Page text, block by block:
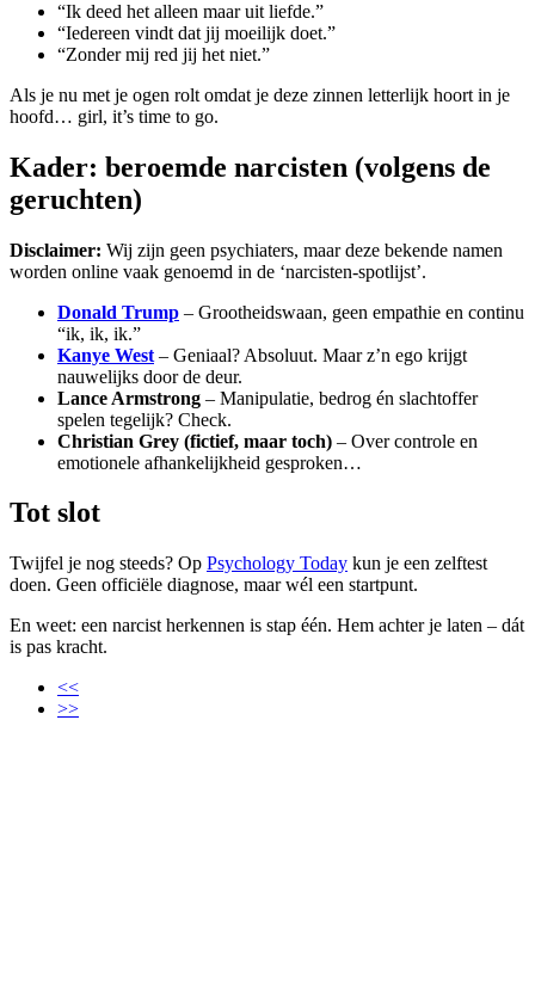
“Ik deed het alleen maar uit liefde.”
“Iedereen vindt dat jij moeilijk doet.”
“Zonder mij red jij het niet.”
Als je nu met je ogen rolt omdat je deze zinnen letterlijk hoort in je
hoofd… girl, it’s time to go.
Kader: beroemde narcisten (volgens de
geruchten)
Disclaimer: Wij zijn geen psychiaters, maar deze bekende namen
worden online vaak genoemd in de ‘narcisten-spotlijst’.
Donald Trump – Grootheidswaan, geen empathie en continu
“ik, ik, ik.”
Kanye West – Geniaal? Absoluut. Maar z’n ego krijgt
nauwelijks door de deur.
Lance Armstrong – Manipulatie, bedrog én slachtoffer
spelen tegelijk? Check.
Christian Grey (fictief, maar toch) – Over controle en
emotionele afhankelijkheid gesproken…
Tot slot
Twijfel je nog steeds? Op Psychology Today kun je een zelftest
doen. Geen officiële diagnose, maar wél een startpunt.
En weet: een narcist herkennen is stap één. Hem achter je laten – dát
is pas kracht.
<<
>>